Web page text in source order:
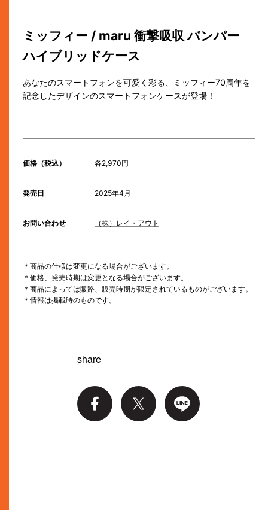
ミッフィー / maru 衝撃吸収 バンパー
ハイブリッドケース
あなたのスマートフォンを可愛く彩る、ミッフィー70周年を
記念したデザインのスマートフォンケースが登場！
価格（税込） 各2,970円
発売日 2025年4月
お問い合わせ （株）レイ・アウト
＊商品の仕様は変更になる場合がございます。
＊価格、発売時期は変更となる場合がございます。
＊商品によっては販路、販売時期が限定されているものがございます。
＊情報は掲載時のものです。
share